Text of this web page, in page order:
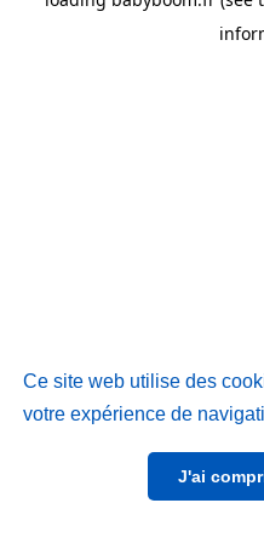
Ce site web utilise des
votre expérience de
J'ai